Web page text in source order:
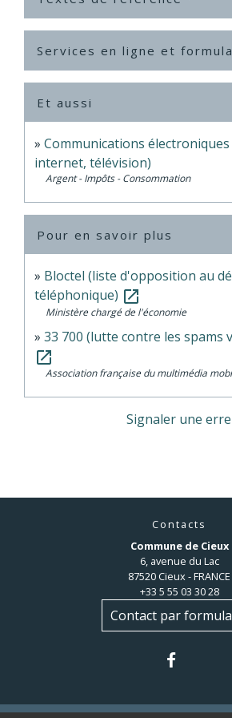
Services en ligne et
Et aussi
Communications
internet, télévision)
Argent - Impôts - Consommation
Pour en savoir plus
Bloctel (liste d'opposition au
téléphonique) open_in_new
Ministère chargé de l'économie
33 700 (lutte contre les spams
open_in_new
Association française du multimédia
Signaler une
Contacts
Commune de Cieux
6, avenue du Lac
87520 Cieux - FRANCE
+33 5 55 03 30 28
Contact par